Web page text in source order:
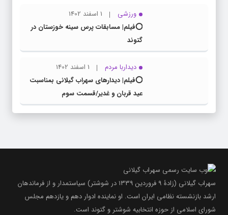
ورزشی
1 اسفند 1402
⭕️فیلم| مسابقات پرس سینه خوزستان در
گتوند
دیداربا مردم
1 اسفند 1402
⭕️فیلم| دیدارهای سهراب گیلانی بمناسبت
عید قربان و غدیر/قسمت سوم
سهراب گیلانی (زادۀ ۹ فروردین ۱۳۳۹ در شوشتر) سیاستمدار و از فرماندهان
ارشد بازنشسته نظامی ایران است. او نماینده ادوار دهم و یازدهم مجلس
شورای اسلامی از حوزه انتخابیه شوشتر و گتوند است.